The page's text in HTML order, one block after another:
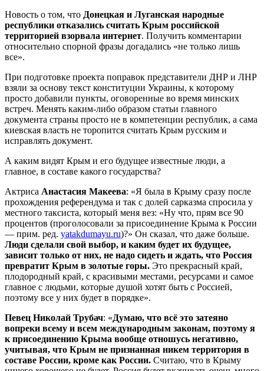
Новость о том, что Донецкая и Луганская народные
республики отказались считать Крым российской
территорией взорвала интернет. Получить комментарии
относительно спорной фразы догадались «не только лишь
все».
При подготовке проекта поправок представители ДНР и ЛНР
взяли за основу текст конституции Украины, к которому
просто добавили пункты, оговоренные во время минских
встреч. Менять каким-либо образом статьи главного
документа страны просто не в компетенции республик, а сама
киевская власть не торопится считать Крым русским и
исправлять документ.
А каким видят Крым и его будущее известные люди, а
главное, в составе какого государства?
Актриса Анастасия Макеева: «Я была в Крыму сразу после
прохождения референдума и так с долей сарказма спросила у
местного таксиста, который меня вез: «Ну что, прям все 90
процентов (проголосовали за присоединение Крыма к России
— прим. ред. yatakdumayu.ru)?» Он сказал, что даже больше.
Люди сделали свой выбор, и каким будет их будущее,
зависит только от них, не надо сидеть и ждать, что Россия
превратит Крым в золотые горы. Это прекрасный край,
плодородный край, с красивыми местами, ресурсами и самое
главное с людьми, которые душой хотят быть с Россией,
поэтому все у них будет в порядке».
Певец Николай Трубач: «Думаю, что всё это затеяно
вопреки всему и всем международным законам, поэтому я
к присоединению Крыма вообще отношусь негативно,
учитывая, что Крым не признанная никем территория в
составе России, кроме как России. Считаю, что в Крыму